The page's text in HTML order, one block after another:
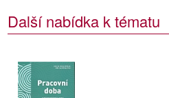
Další nabídka k tématu